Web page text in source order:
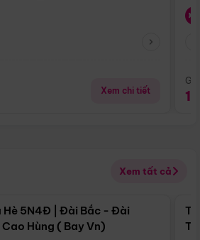
Xem chi tiết
Xem tất cả
Điểm nổi bật
Hè 5N4Đ | Đài Bắc - Đài
Hùng ( Bay Vn)